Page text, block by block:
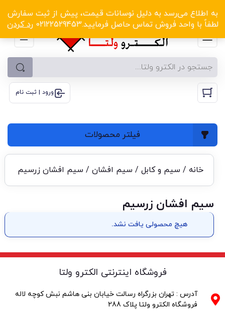
به اطلاع می‌رسد به دلیل نوسانات قیمت، پیش از ثبت سفارش
لطفاً با واحد فروش تماس حاصل فرمایید.02122529453
رد کردن
الکترو ولتا با تخفیف‌های شگفت‌انگیز! کلیک کنید
ورود | ثبت نام
فیلتر محصولات
خانه / سیم و کابل/ سیم افشان/ سیم افشان زرسیم
سیم افشان زرسیم
هیچ محصولی یافت نشد.
فروشگاه اینترنتی الکترو ولتا
آدرس : تهران بزرگراه رسالت خیابان بنی هاشم نبش کوچه لاله
فروشگاه الکترو ولتا پلاک 288